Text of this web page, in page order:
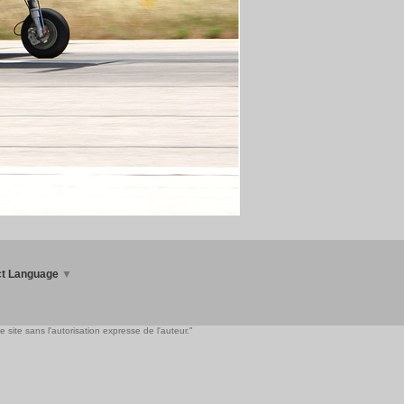
Language ▼
site sans l'autorisation expresse de l'auteur."